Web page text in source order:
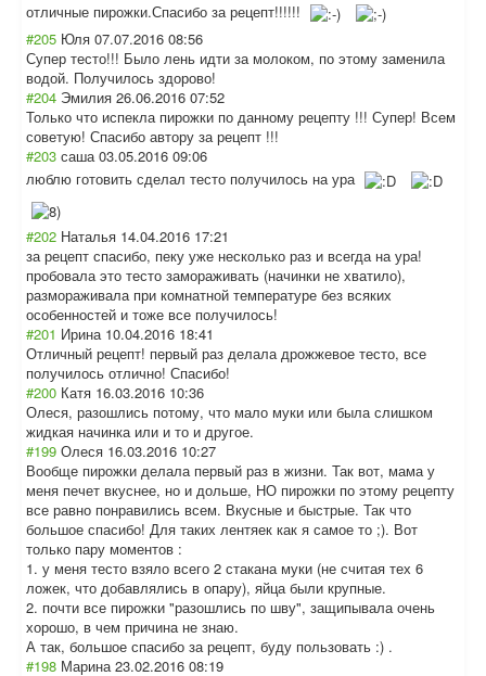
отличные пирожки.Спасибо за рецепт!!!!!!
#205 Юля 07.07.2016 08:56
Супер тесто!!! Было лень идти за молоком, по этому заменила
водой. Получилось здорово!
#204 Эмилия 26.06.2016 07:52
Только что испекла пирожки по данному рецепту !!! Супер! Всем
советую! Спасибо автору за рецепт !!!
#203 саша 03.05.2016 09:06
люблю готовить сделал тесто получилось на ура
#202 Наталья 14.04.2016 17:21
за рецепт спасибо, пеку уже несколько раз и всегда на ура!
пробовала это тесто замораживать (начинки не хватило),
размораживала при комнатной температуре без всяких
особенностей и тоже все получилось!
#201 Ирина 10.04.2016 18:41
Отличный рецепт! первый раз делала дрожжевое тесто, все
получилось отлично! Спасибо!
#200 Катя 16.03.2016 10:36
Олеся, разошлись потому, что мало муки или была слишком
жидкая начинка или и то и другое.
#199 Олеся 16.03.2016 10:27
Вообще пирожки делала первый раз в жизни. Так вот, мама у
меня печет вкуснее, но и дольше, НО пирожки по этому рецепту
все равно понравились всем. Вкусные и быстрые. Так что
большое спасибо! Для таких лентяек как я самое то ;). Вот
только пару моментов :
1. у меня тесто взяло всего 2 стакана муки (не считая тех 6
ложек, что добавлялись в опару), яйца были крупные.
2. почти все пирожки "разошлись по шву", защипывала очень
хорошо, в чем причина не знаю.
А так, большое спасибо за рецепт, буду пользовать :) .
#198 Марина 23.02.2016 08:19